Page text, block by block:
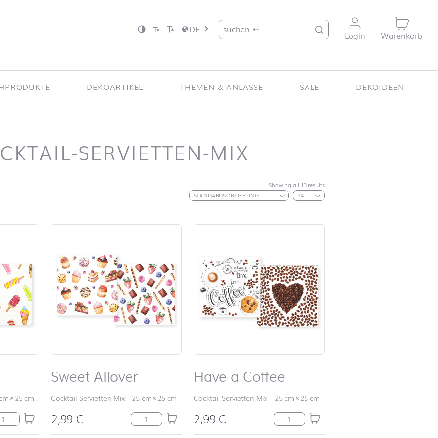
DE
Suche nach:
Login
Warenkorb
DEKOARTIKEL THEMEN & ANLÄSSE
Schulanfang
ABC
Schulanfang
Schulanfang
Dinosaurier
SALE DEKOIDEEN
SERVIETTEN-MIX
Showing all 13 results
×25 cm
Menge
Sweet Allover
Cocktail-Servietten-Mix–25 cm×25 cm
2,99€ Sweet Allover Menge
Have a Coffee
Cocktail-Servietten-Mix–25 cm×25 cm
2,99€ Have a Coffee Menge